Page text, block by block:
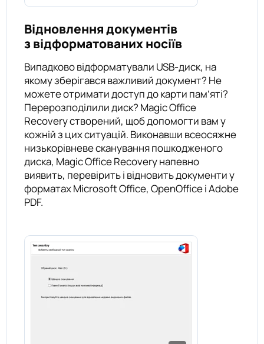
Відновлення документів
з відформатованих носіїв
Випадково відформатували USB-диск, на
якому зберігався важливий документ? Не
можете отримати доступ до карти пам’яті?
Перерозподілили диск? Magic Office
Recovery створений, щоб допомогти вам у
кожній з цих ситуацій. Виконавши всеосяжне
низькорівневе сканування пошкодженого
диска, Magic Office Recovery напевно
виявить, перевірить і відновить документи у
форматах Microsoft Office, OpenOffice і Adobe
PDF.